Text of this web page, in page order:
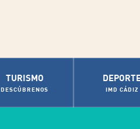
TURISMO
DESCÚBRENOS IMD CÁDIZ